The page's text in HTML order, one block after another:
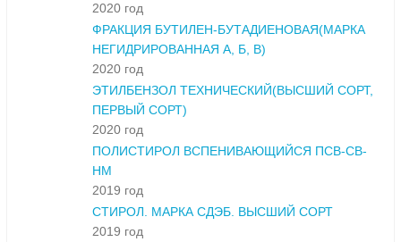
2020 год
ФРАКЦИЯ БУТИЛЕН-БУТАДИЕНОВАЯ(МАРКА
НЕГИДРИРОВАННАЯ А, Б, В)
2020 год
ЭТИЛБЕНЗОЛ ТЕХНИЧЕСКИЙ(ВЫСШИЙ СОРТ,
ПЕРВЫЙ СОРТ)
2020 год
ПОЛИСТИРОЛ ВСПЕНИВАЮЩИЙСЯ ПСВ-СВ-
НМ
2019 год
СТИРОЛ. МАРКА СДЭБ. ВЫСШИЙ СОРТ
2019 год